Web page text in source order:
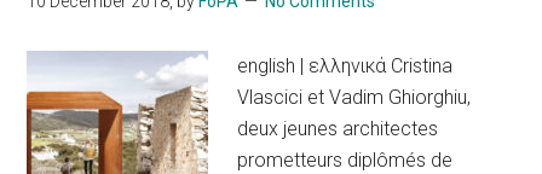
english | ελληνικά Cristina
Vlascici et Vadim Ghiorghiu,
deux jeunes architectes
prometteurs diplômés de